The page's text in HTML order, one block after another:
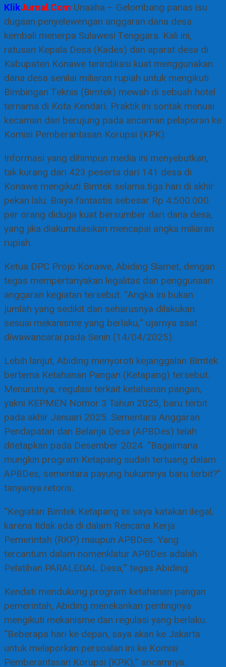
KlikJurnal.Com Unaaha – Gelombang panas isu
dugaan penyelewengan anggaran dana desa
kembali menerpa Sulawesi Tenggara. Kali ini,
ratusan Kepala Desa (Kades) dan aparat desa di
Kabupaten Konawe terindikasi kuat menggunakan
dana desa senilai miliaran rupiah untuk mengikuti
Bimbingan Teknis (Bimtek) mewah di sebuah hotel
ternama di Kota Kendari. Praktik ini sontak menuai
kecaman dan berujung pada ancaman pelaporan ke
Komisi Pemberantasan Korupsi (KPK).
Informasi yang dihimpun media ini menyebutkan,
tak kurang dari 423 peserta dari 141 desa di
Konawe mengikuti Bimtek selama tiga hari di akhir
pekan lalu. Biaya fantastis sebesar Rp 4.500.000
per orang diduga kuat bersumber dari dana desa,
yang jika diakumulasikan mencapai angka miliaran
rupiah.
Ketua DPC Projo Konawe, Abiding Slamet, dengan
tegas mempertanyakan legalitas dan penggunaan
anggaran kegiatan tersebut. “Angka ini bukan
jumlah yang sedikit dan seharusnya dilakukan
sesuai mekanisme yang berlaku,” ujarnya saat
diwawancarai pada Senin (14/04/2025).
Lebih lanjut, Abiding menyoroti kejanggalan Bimtek
bertema Ketahanan Pangan (Ketapang) tersebut.
Menurutnya, regulasi terkait ketahanan pangan,
yakni KEPMEN Nomor 3 Tahun 2025, baru terbit
pada akhir Januari 2025. Sementara Anggaran
Pendapatan dan Belanja Desa (APBDes) telah
ditetapkan pada Desember 2024. “Bagaimana
mungkin program Ketapang sudah tertuang dalam
APBDes, sementara payung hukumnya baru terbit?”
tanyanya retoris.
“Kegiatan Bimtek Ketapang ini saya katakan ilegal,
karena tidak ada di dalam Rencana Kerja
Pemerintah (RKP) maupun APBDes. Yang
tercantum dalam nomenklatur APBDes adalah
Pelatihan PARALEGAL Desa,” tegas Abiding.
Kendati mendukung program ketahanan pangan
pemerintah, Abiding menekankan pentingnya
mengikuti mekanisme dan regulasi yang berlaku.
“Beberapa hari ke depan, saya akan ke Jakarta
untuk melaporkan persoalan ini ke Komisi
Pemberantasan Korupsi (KPK),” ancamnya.